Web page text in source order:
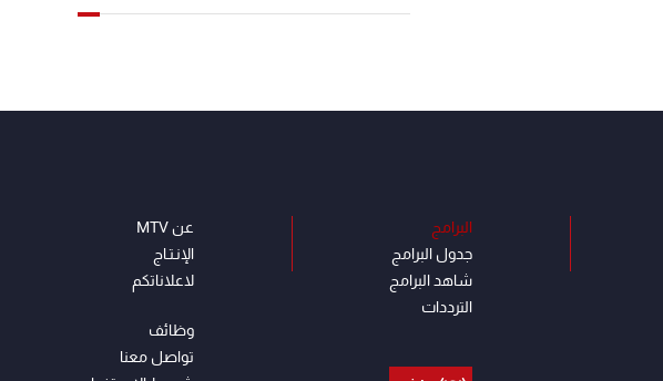
البرامج
جدول البرامج
شاهد البرامج
الترددات
عن MTV
الإنـتـاج
لاعلاناتكم
وظائف
تواصل معنا